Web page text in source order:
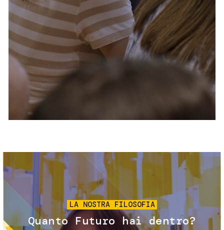
Servizi e accessibilità
Contatti
FAQ
Biglietti
Immagine
LA NOSTRA FILOSOFIA
Quanto Futuro hai dentro?